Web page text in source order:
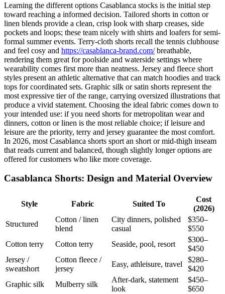
Learning the different options Casablanca stocks is the initial step
toward reaching a informed decision. Tailored shorts in cotton or
linen blends provide a clean, crisp look with sharp creases, side
pockets and loops; these team nicely with shirts and loafers for semi-
formal summer events. Terry-cloth shorts recall the tennis clubhouse
and feel cosy and https://casablanca-brand.com/breathable,
rendering them great for poolside and waterside settings where
wearability comes first more than neatness. Jersey and fleece short
styles present an athletic alternative that can match hoodies and track
tops for coordinated sets. Graphic silk or satin shorts represent the
most expressive tier of the range, carrying oversized illustrations that
produce a vivid statement. Choosing the ideal fabric comes down to
your intended use: if you need shorts for metropolitan wear and
dinners, cotton or linen is the most reliable choice; if leisure and
leisure are the priority, terry and jersey guarantee the most comfort.
In 2026, most Casablanca shorts sport an short or mid-thigh inseam
that reads current and balanced, though slightly longer options are
offered for customers who like more coverage.
Casablanca Shorts: Design and Material Overview
Style Fabric Suited To
Cost
(2026)
Structured
Cotton / linen
blend
City dinners, polished
casual
$350–
$550
Cotton terry
Cotton terry Seaside, pool, resort
$300–
$450
Jersey /
sweatshort
Cotton fleece /
jersey
Easy, athleisure, travel
$280–
$420
Graphic silk
Mulberry silk
After-dark, statement
look
$450–
$650